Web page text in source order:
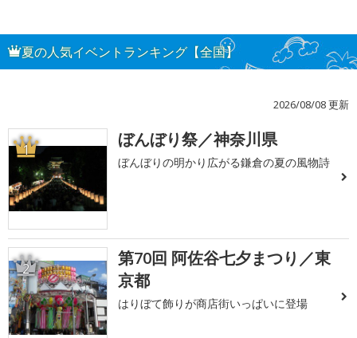
夏の人気イベントランキング【全国】
2026/08/08 更新
1 ぼんぼり祭／神奈川県
ぼんぼりの明かり広がる鎌倉の夏の風物詩
2
第70回 阿佐谷七夕まつり／東
京都
はりぼて飾りが商店街いっぱいに登場